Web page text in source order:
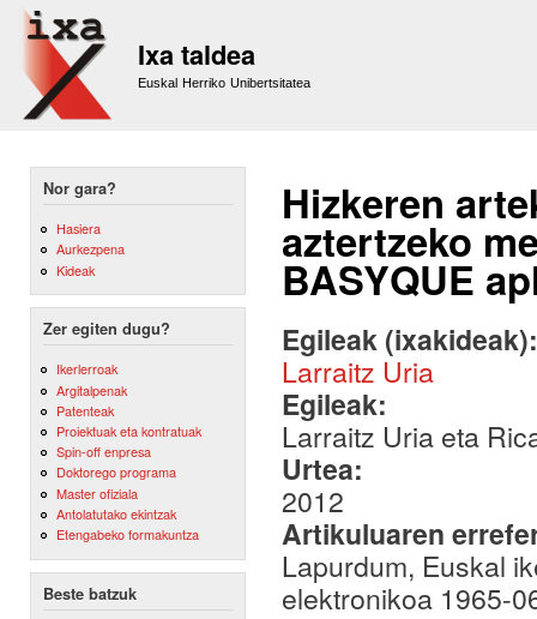
Ixa taldea
Euskal Herriko Unibertsitatea
Nor gara?
Hasiera
Aurkezpena
Kideak
Zer egiten dugu?
Ikerlerroak
Argitalpenak
Patenteak
Proiektuak eta kontratuak
Spin-off enpresa
Doktorego programa
Master ofiziala
Antolatutako ekintzak
Etengabeko formakuntza
Beste batzuk
Hizkeren
aztertzeko
BASYQUE
Egileak
Larraitz Uria
Egileak:
Larraitz Uria eta
Urtea:
2012
Artikuluaren
Lapurdum, Euskal
elektronikoa 1965-